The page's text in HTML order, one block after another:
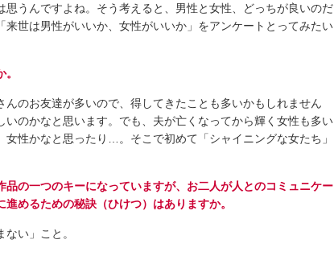
思うんですよね。そう考えると、男性と女性、どっちが良いのだ
来世は男性がいいか、女性がいいか」をアンケートとってみたい
のお友達が多いので、得してきたことも多いかもしれません
いのかなと思います。でも、夫が亡くなってから輝く女性も多い
女性かなと思ったり…。そこで初めて「シャイニングな女たち」
品の一つのキーになっていますが、お二人が人とのコミュニケー
めるための秘訣（ひけつ）はありますか。
い」こと。